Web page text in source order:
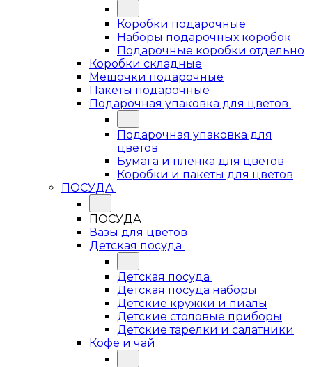
Коробки подарочные
Наборы подарочных коробок
Подарочные коробки отдельно
Коробки складные
Мешочки подарочные
Пакеты подарочные
Подарочная упаковка для цветов
Подарочная упаковка для
цветов
Бумага и пленка для цветов
Коробки и пакеты для цветов
ПОСУДА
ПОСУДА
Вазы для цветов
Детская посуда
Детская посуда
Детская посуда наборы
Детские кружки и пиалы
Детские столовые приборы
Детские тарелки и салатники
Кофе и чай